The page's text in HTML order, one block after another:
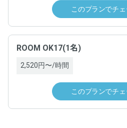
このプランでチ
ROOM OK17(1名)
2,520円〜/時間
このプランでチ